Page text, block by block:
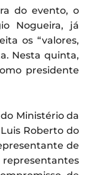
do evento, o
Nogueira, já
os “valores,
Nesta quinta,
presidente
Ministério da
Roberto do
de